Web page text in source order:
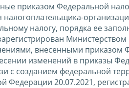
приказом Федеральной
налогу, порядка ее
внесенными приказом
изменений в приказы
с созданием федеральной
Федерации 20.07.2021,